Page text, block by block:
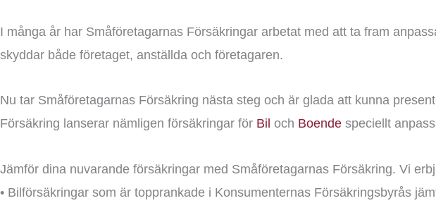
I många år har Småföretagarnas Försäkringar arbetat med att ta fram
skyddar både företaget, anställda och företagaren.
Nu tar Småföretagarnas Försäkring nästa steg och är glada att kunna
Försäkring lanserar nämligen försäkringar för Bil och Boende speciellt
Jämför dina nuvarande försäkringar med Småföretagarnas Försäkring. Vi
• Bilförsäkringar som är topprankade i Konsumenternas Försäkringsbyrås